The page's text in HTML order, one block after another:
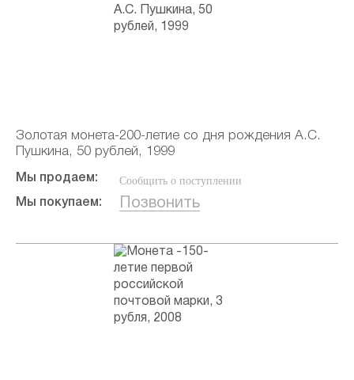
Золотая монета-200-летие со дня рождения А.С.
Пушкина, 50 рублей, 1999
Мы продаем: Сообщить о поступлении
Мы покупаем: Позвонить